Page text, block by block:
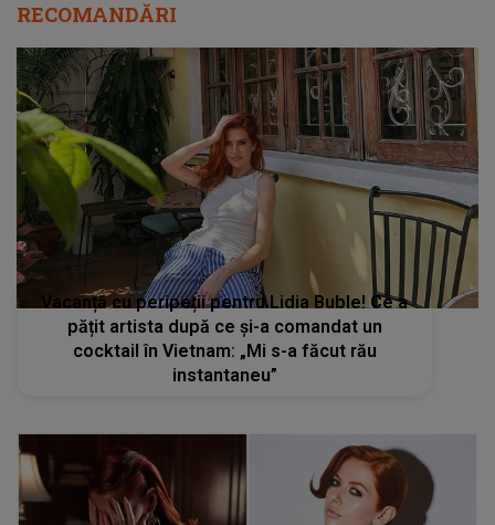
RECOMANDĂRI
Vacanță cu peripeții pentru Lidia Buble! Ce a
pățit artista după ce și-a comandat un
cocktail în Vietnam: „Mi s-a făcut rău
instantaneu”